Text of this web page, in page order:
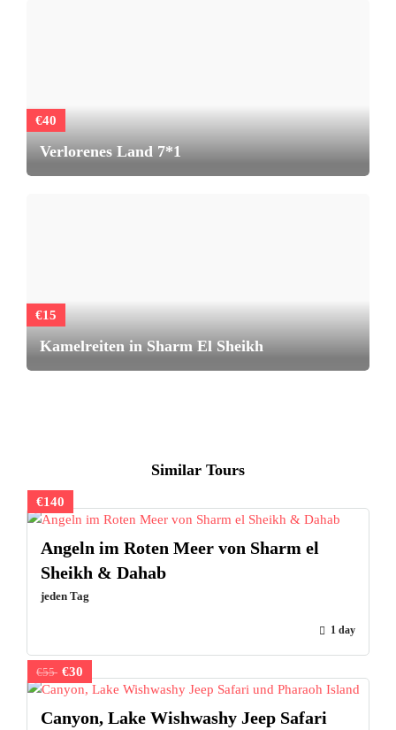
€40
Verlorenes Land 7*1
€15
Kamelreiten in Sharm El Sheikh
Similar Tours
€140
Angeln im Roten Meer von Sharm el
Sheikh & Dahab
jeden Tag
1 day
€55 €30
Canyon, Lake Wishwashy Jeep Safari